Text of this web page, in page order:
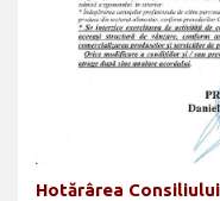
Hotărârea